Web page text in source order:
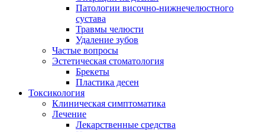
Патологии височно-нижнечелюстного
сустава
Травмы челюсти
Удаление зубов
Частые вопросы
Эстетическая стоматология
Брекеты
Пластика десен
Токсикология
Клиническая симптоматика
Лечение
Лекарственные средства